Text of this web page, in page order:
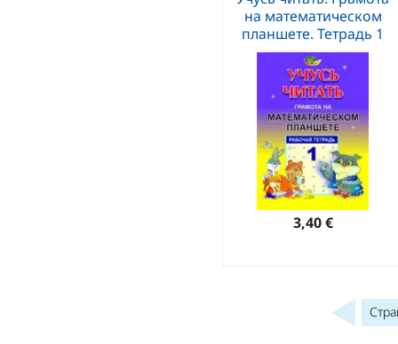
на математическом
планшете. Тетрадь 1
3,40 €